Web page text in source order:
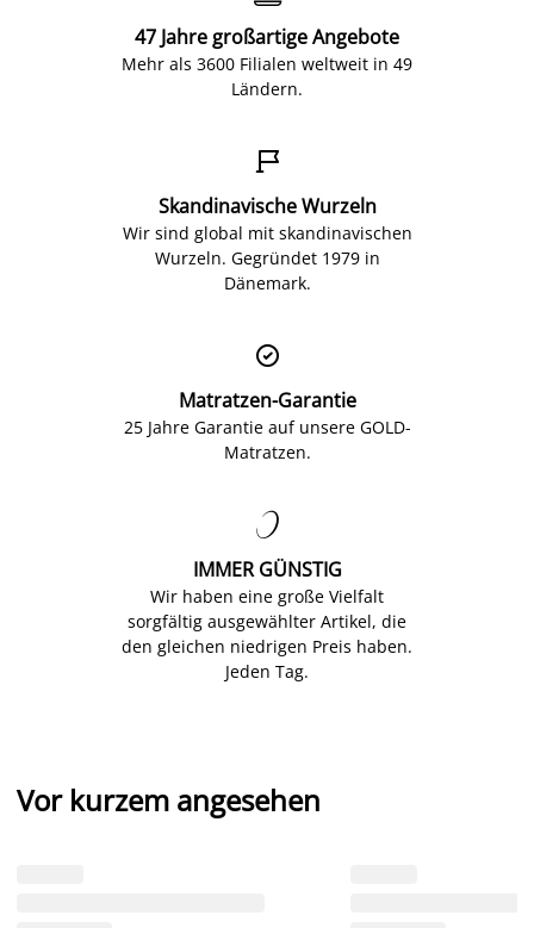
47 Jahre großartige Angebote
Mehr als 3600 Filialen weltweit in 49
Ländern.

Skandinavische Wurzeln
Wir sind global mit skandinavischen
Wurzeln. Gegründet 1979 in
Dänemark.

Matratzen-Garantie
25 Jahre Garantie auf unsere GOLD-
Matratzen.

IMMER GÜNSTIG
Wir haben eine große Vielfalt
sorgfältig ausgewählter Artikel, die
den gleichen niedrigen Preis haben.
Jeden Tag.
Vor kurzem angesehen